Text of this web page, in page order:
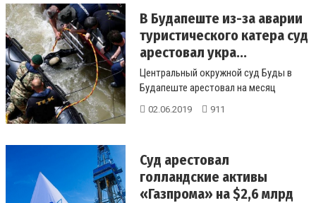
В Будапеште из-за аварии
туристического катера суд
арестовал укра...
Центральный окружной суд Буды в
Будапеште арестовал на месяц
капитана теплохода Viking Sygin,
02.06.2019 911
Суд арестовал
голландские активы
«Газпрома» на $2,6 млрд